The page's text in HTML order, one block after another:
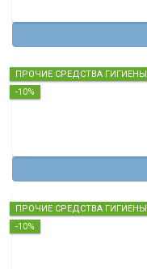
ПРОЧИЕ СРЕДСТВА ГИГИЕНЫ
-10%
ПРОЧИЕ СРЕДСТВА ГИГИЕНЫ
-10%